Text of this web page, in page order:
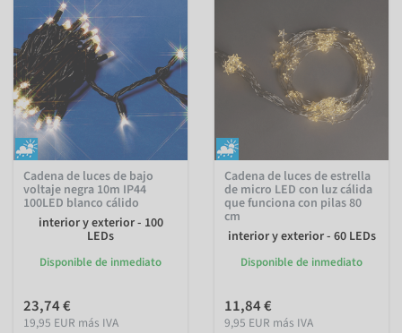
Cadena de luces de bajo
voltaje negra 10m IP44
100LED blanco cálido
interior y exterior - 100
LEDs
Disponible de inmediato
23,74 €
19,95 EUR más IVA
Cadena de luces de estrella
de micro LED con luz cálida
que funciona con pilas 80
cm
interior y exterior - 60 LEDs
Disponible de inmediato
11,84 €
9,95 EUR más IVA